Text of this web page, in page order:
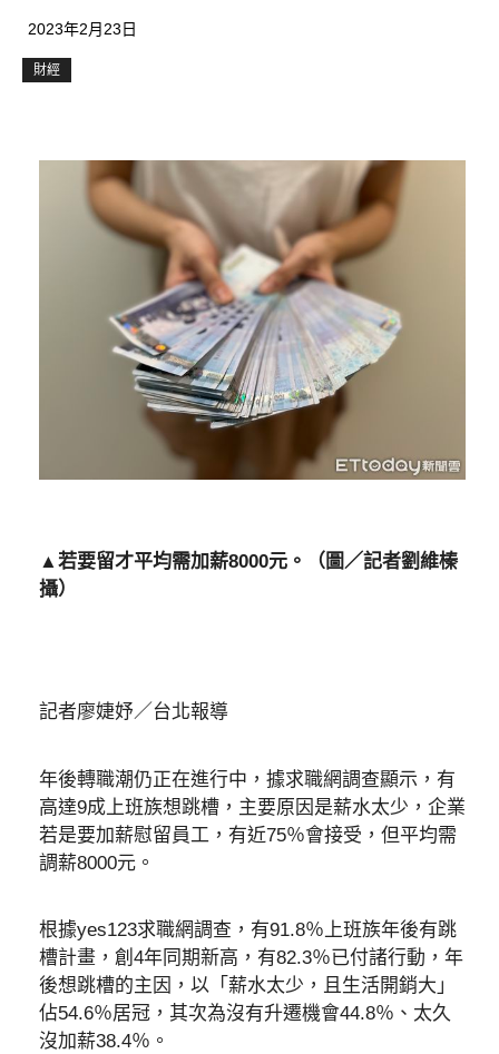
2023年2月23日
財經
▲若要留才平均需加薪8000元。（圖／記者劉維榛
攝）
記者廖婕妤／台北報導
年後轉職潮仍正在進行中，據求職網調查顯示，有
高達9成上班族想跳槽，主要原因是薪水太少，企業
若是要加薪慰留員工，有近75％會接受，但平均需
調薪8000元。
根據yes123求職網調查，有91.8％上班族年後有跳
槽計畫，創4年同期新高，有82.3％已付諸行動，年
後想跳槽的主因，以「薪水太少，且生活開銷大」
佔54.6％居冠，其次為沒有升遷機會44.8％、太久
沒加薪38.4％。